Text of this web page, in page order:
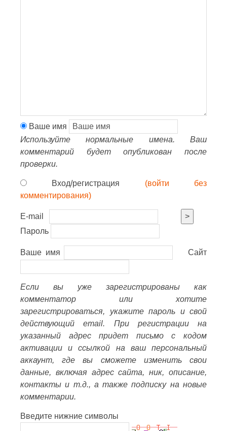
Ваше имя
Используйте нормальные имена. Ваш
комментарий будет опубликован после
проверки.
Вход/регистрация (войти без
комментирования)
E-mail
>
Пароль
Ваше имя Сайт
Если вы уже зарегистрированы как
комментатор или хотите
зарегистрироваться, укажите пароль и свой
действующий email. При регистрации на
указанный адрес придет письмо с кодом
активации и ссылкой на ваш персональный
аккаунт, где вы сможете изменить свои
данные, включая адрес сайта, ник, описание,
контакты и т.д., а также подписку на новые
комментарии.
Введите нижние символы